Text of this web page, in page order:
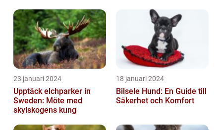
23 januari 2024
Upptäck elchparker in
Sweden: Möte med
skylskogens kung
18 januari 2024
Bilsele Hund: En Guide till
Säkerhet och Komfort